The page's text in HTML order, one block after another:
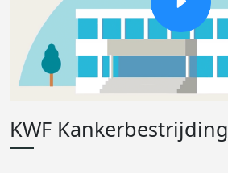
KWF Kankerbestrijding